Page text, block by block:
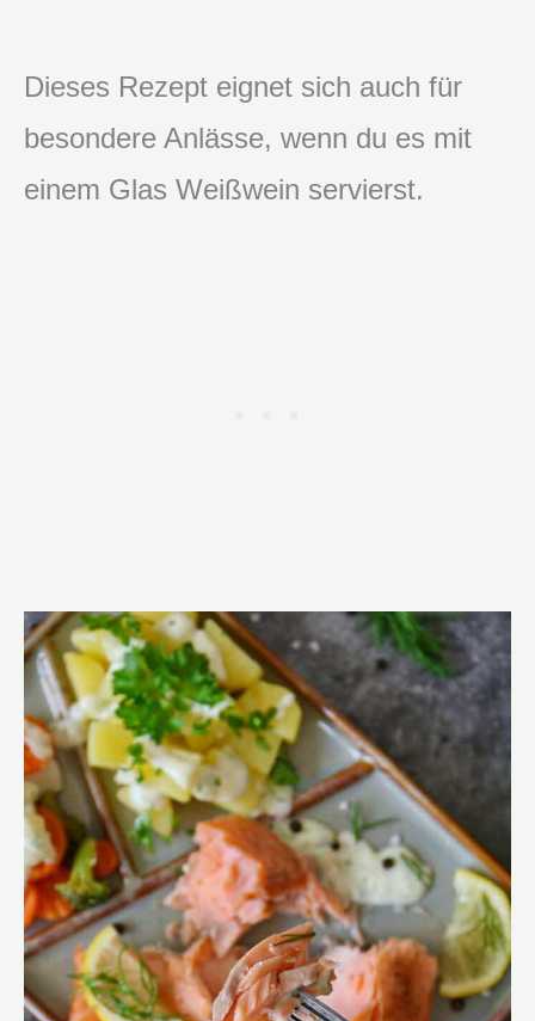
Dieses Rezept eignet sich auch für
besondere Anlässe, wenn du es mit
einem Glas Weißwein servierst.